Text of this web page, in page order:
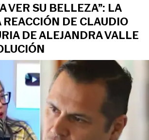
VER SU BELLEZA”: LA
DE CLAUDIO
DE ALEJANDRA VALLE